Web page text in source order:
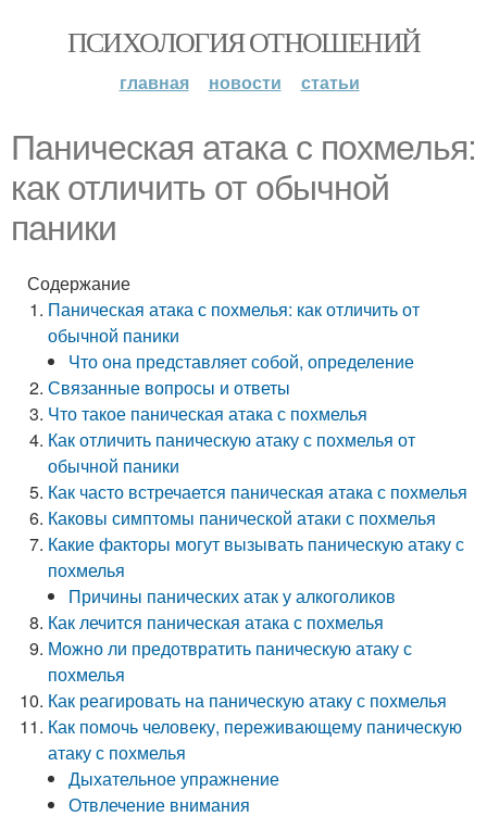
ПСИХОЛОГИЯ ОТНОШЕНИЙ
главная новости статьи
Паническая атака с похмелья:
как отличить от обычной
паники
Содержание
Паническая атака с похмелья: как отличить от
обычной паники
Что она представляет собой, определение
Связанные вопросы и ответы
Что такое паническая атака с похмелья
Как отличить паническую атаку с похмелья от
обычной паники
Как часто встречается паническая атака с похмелья
Каковы симптомы панической атаки с похмелья
Какие факторы могут вызывать паническую атаку с
похмелья
Причины панических атак у алкоголиков
Как лечится паническая атака с похмелья
Можно ли предотвратить паническую атаку с
похмелья
Как реагировать на паническую атаку с похмелья
Как помочь человеку, переживающему паническую
атаку с похмелья
Дыхательное упражнение
Отвлечение внимания